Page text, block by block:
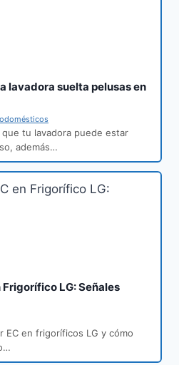
lavadora suelta pelusas en
que tu lavadora puede estar
además…
Frigorífico LG: Señales
EC en frigoríficos LG y cómo